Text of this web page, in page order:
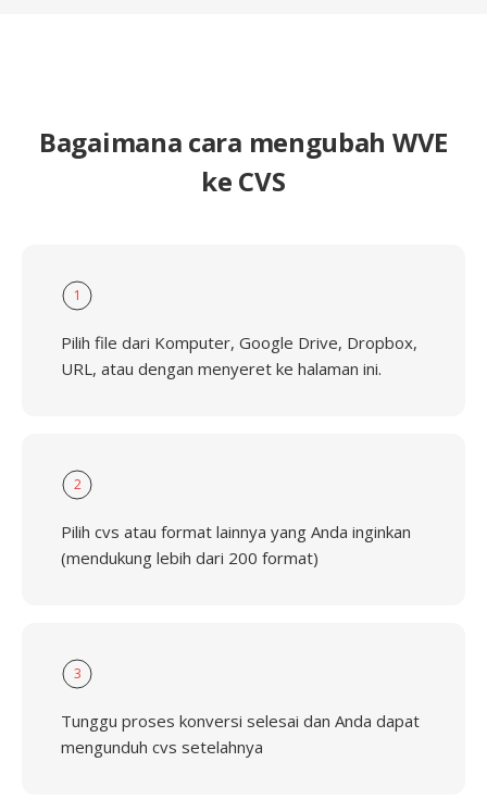
Bagaimana cara mengubah WVE
ke CVS
1
Pilih file dari Komputer, Google Drive, Dropbox,
URL, atau dengan menyeret ke halaman ini.
2
Pilih cvs atau format lainnya yang Anda inginkan
(mendukung lebih dari 200 format)
3
Tunggu proses konversi selesai dan Anda dapat
mengunduh cvs setelahnya